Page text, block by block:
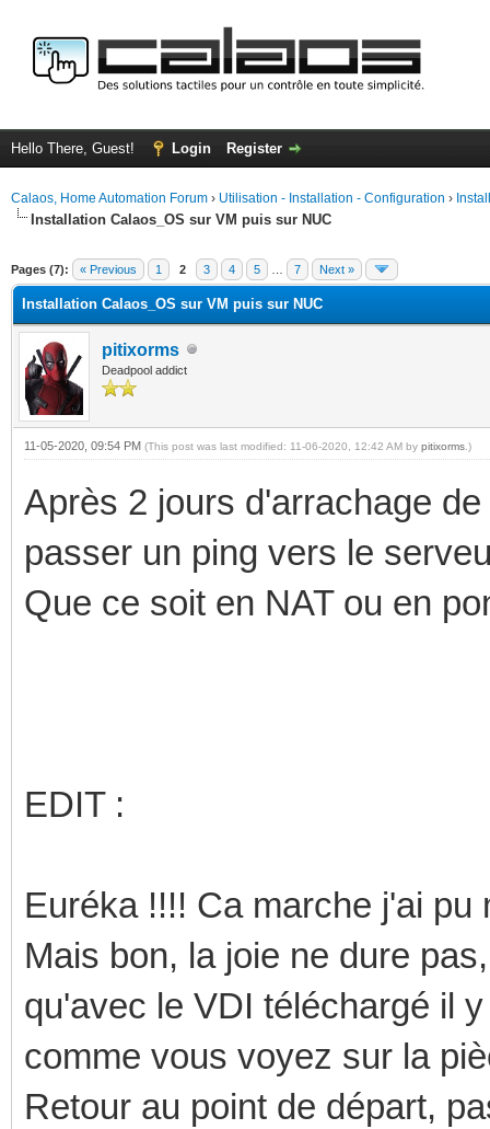
Hello There, Guest! Login Register
Calaos, Home Automation Forum › Utilisation - Installation - Configuration ›
Installation Calaos_OS sur VM puis sur NUC
Pages (7): « Previous 1 2 3 4 5 7 Next »
Installation Calaos_OS sur VM puis sur NUC
pitixorms
Deadpool addict
11-05-2020, 09:54 PM (This post was last modified: 11-06-2020, 12:42 AM by pitixorms .)
Après 2 jours d'arrachage
passer un ping vers le
Que ce soit en NAT ou en
EDIT :
Euréka !!!! Ca marche j'ai pu
Mais bon, la joie ne dure
qu'avec le VDI téléchargé il
comme vous voyez sur la
Retour au point de départ,